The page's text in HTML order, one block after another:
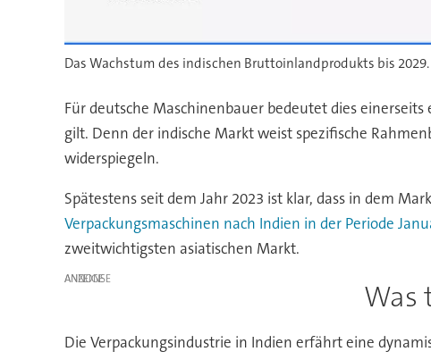
Das Wachstum des indischen Bruttoinlandprodukts bis 2029.
Für deutsche Maschinenbauer bedeutet dies
gilt. Denn der indische Markt weist spezifische
widerspiegeln.
Spätestens seit dem Jahr 2023 ist klar, dass in dem
Verpackungsmaschinen nach Indien in der Periode
zweitwichtigsten asiatischen Markt.
ANZEIGE Was
Die Verpackungsindustrie in Indien erfährt eine